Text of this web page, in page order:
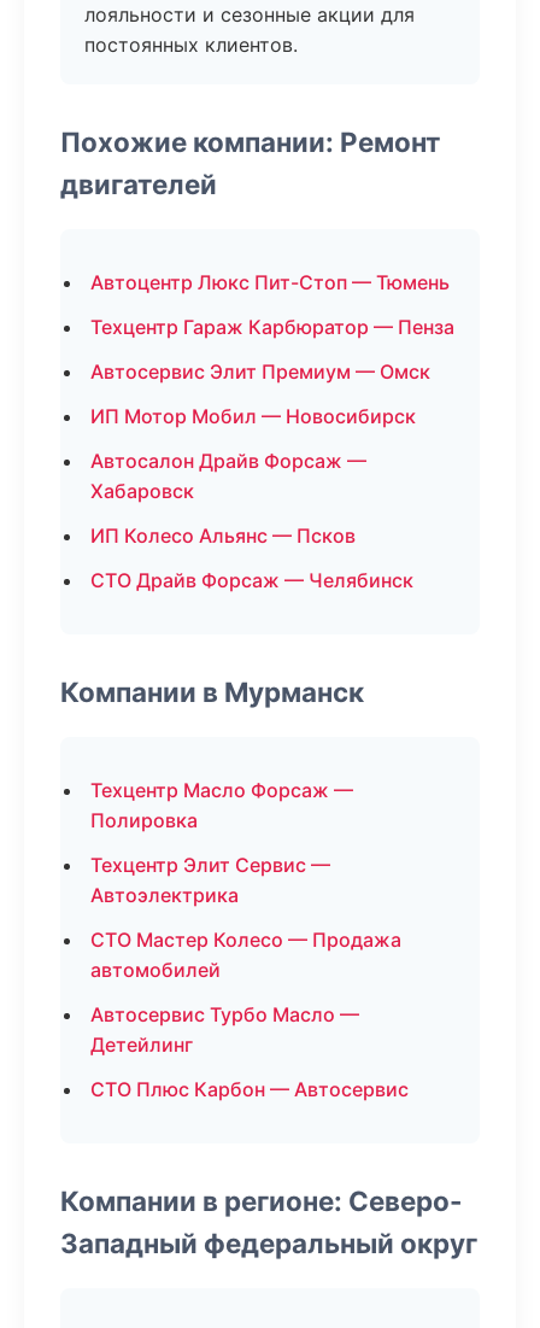
лояльности и сезонные акции для
постоянных клиентов.
Похожие компании: Ремонт
двигателей
Автоцентр Люкс Пит-Стоп — Тюмень
Техцентр Гараж Карбюратор — Пенза
Автосервис Элит Премиум — Омск
ИП Мотор Мобил — Новосибирск
Автосалон Драйв Форсаж —
Хабаровск
ИП Колесо Альянс — Псков
СТО Драйв Форсаж — Челябинск
Компании в Мурманск
Техцентр Масло Форсаж —
Полировка
Техцентр Элит Сервис —
Автоэлектрика
СТО Мастер Колесо — Продажа
автомобилей
Автосервис Турбо Масло —
Детейлинг
СТО Плюс Карбон — Автосервис
Компании в регионе: Северо-
Западный федеральный округ